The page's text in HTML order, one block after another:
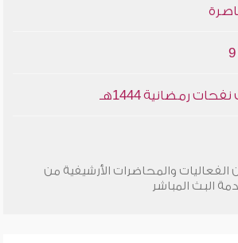
رمضانية 1444هـ
الفعاليات والمحاضرات الأرشيفية من
البث المباشر